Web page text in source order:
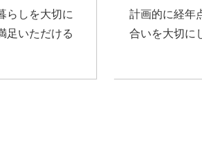
らしを大切に
足いただける
計画的に経年
合いを大切に